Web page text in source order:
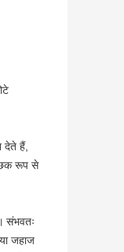
देते हैं,
रूप से
संभवतः
जहाज